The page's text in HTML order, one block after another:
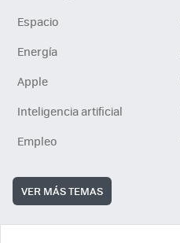
Espacio
Energía
Apple
Inteligencia artificial
Empleo
VER MÁS TEMAS